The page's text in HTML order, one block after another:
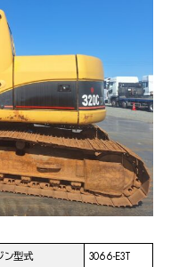
ン型式
3066-E3T